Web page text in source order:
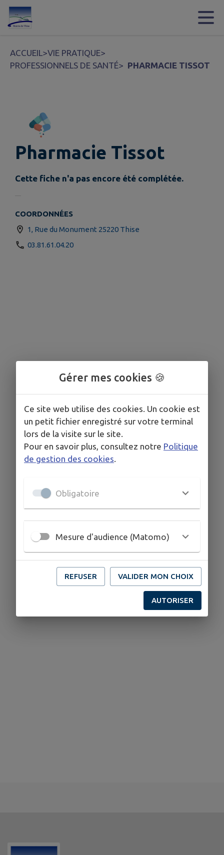
Contenu
ACCUEIL>VIE PRATIQUE>
PROFESSIONNELS DE SANTÉ> PHARMACIE TISSOT
Pharmacie Tissot
Cette fiche n'a pas encore été complétée.
COORDONNÉES
1, Rue du Monument 25220 Thise
03.81.61.04.20
Gérer mes cookies 🍪
Ce site web utilise des cookies. Un cookie est
un petit fichier enregistré sur votre terminal
lors de la visite sur le site.
Pour en savoir plus, consultez notre Politique
de gestion des cookies.
Obligatoire
Mesure d'audience (Matomo)
REFUSER VALIDER MON CHOIX
AUTORISER